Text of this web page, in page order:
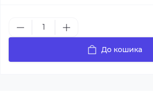
До кошика